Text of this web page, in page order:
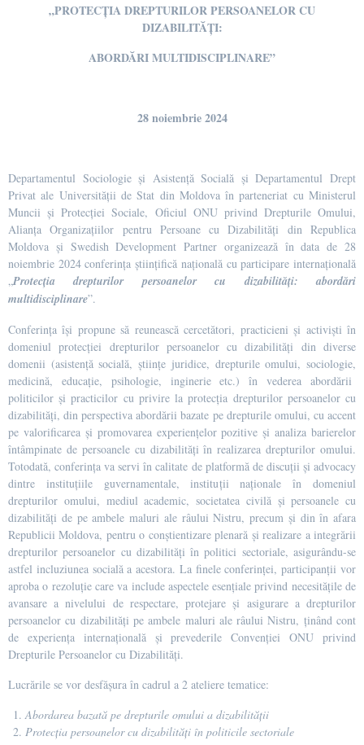
„PROTECȚIA DREPTURILOR PERSOANELOR CU
DIZABILITĂȚI:
ABORDĂRI MULTIDISCIPLINARE”
28 noiembrie 2024
Departamentul Sociologie și Asistență Socială și Departamentul Drept
Privat ale Universității de Stat din Moldova în parteneriat cu Ministerul
Muncii și Protecției Sociale, Oficiul ONU privind Drepturile Omului,
Alianța Organizațiilor pentru Persoane cu Dizabilități din Republica
Moldova și Swedish Development Partner organizează în data de 28
noiembrie 2024 conferința științifică națională cu participare internațională
„Protecția drepturilor persoanelor cu dizabilități: abordări
multidisciplinare”.
Conferința își propune să reunească cercetători, practicieni și activiști în
domeniul protecției drepturilor persoanelor cu dizabilități din diverse
domenii (asistență socială, științe juridice, drepturile omului, sociologie,
medicină, educație, psihologie, inginerie etc.) în vederea abordării
politicilor și practicilor cu privire la protecția drepturilor persoanelor cu
dizabilități, din perspectiva abordării bazate pe drepturile omului, cu accent
pe valorificarea și promovarea experiențelor pozitive și analiza barierelor
întâmpinate de persoanele cu dizabilități în realizarea drepturilor omului.
Totodată, conferința va servi în calitate de platformă de discuții și advocacy
dintre instituțiile guvernamentale, instituții naționale în domeniul
drepturilor omului, mediul academic, societatea civilă și persoanele cu
dizabilități de pe ambele maluri ale râului Nistru, precum și din în afara
Republicii Moldova, pentru o conștientizare plenară și realizare a integrării
drepturilor persoanelor cu dizabilități în politici sectoriale, asigurându-se
astfel incluziunea socială a acestora. La finele conferinței, participanții vor
aproba o rezoluție care va include aspectele esențiale privind necesitățile de
avansare a nivelului de respectare, protejare și asigurare a drepturilor
persoanelor cu dizabilități pe ambele maluri ale râului Nistru, ținând cont
de experiența internațională și prevederile Convenției ONU privind
Drepturile Persoanelor cu Dizabilități.
Lucrările se vor desfășura în cadrul a 2 ateliere tematice:
Abordarea bazată pe drepturile omului a dizabilității
Protecția persoanelor cu dizabilități în politicile sectoriale